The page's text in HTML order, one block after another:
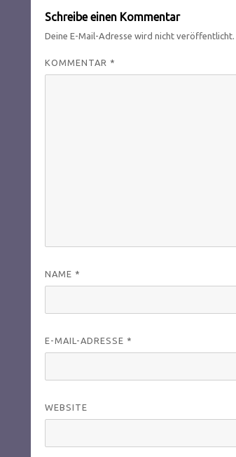
Schreibe einen Kommentar
Deine E-Mail-Adresse wird nicht veröffentlicht.
KOMMENTAR *
NAME *
E-MAIL-ADRESSE *
WEBSITE